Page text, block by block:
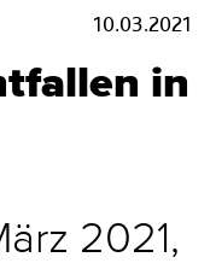
10.03.2021
in
2021,